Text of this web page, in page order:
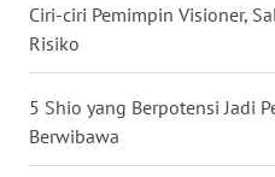
Ciri-ciri Pemimpin Visioner,
Risiko
5 Shio yang Berpotensi Jadi
Berwibawa
WN
NIAS
WN
LANGKAT